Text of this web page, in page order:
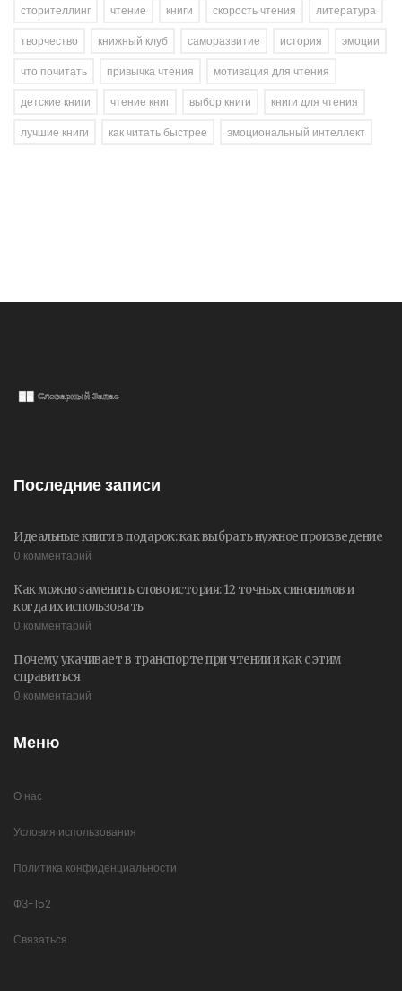
сторителлинг чтение книги скорость чтения
литература
творчество
книжный клуб саморазвитие история
эмоции
что почитать
привычка чтения
мотивация для чтения
детские книги
чтение книг выбор книги
книги для чтения
лучшие книги
как читать быстрее эмоциональный интеллект
Последние записи
Идеальные книги в подарок: как выбрать нужное произведение
0 комментарий
Как можно заменить слово история: 12 точных синонимов и
когда их использовать
0 комментарий
Почему укачивает в транспорте при чтении и как с этим
справиться
0 комментарий
Меню
О нас
Условия использования
Политика конфиденциальности
ФЗ-152
Связаться